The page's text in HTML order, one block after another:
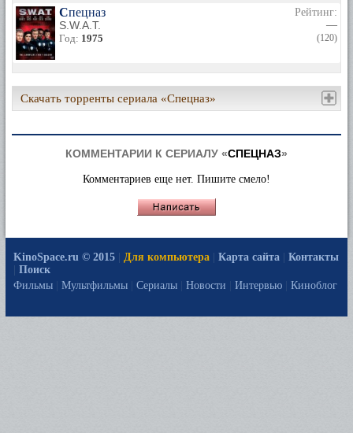
Спецназ
S.W.A.T.
Год: 1975
Рейтинг:
—
(120)
Скачать торренты сериала «Спецназ»
КОММЕНТАРИИ К СЕРИАЛУ «СПЕЦНАЗ»
Комментариев еще нет. Пишите смело!
KinoSpace.ru © 2015 | Для компьютера | Карта сайта | Контакты
| Поиск
Фильмы
Мультфильмы Сериалы Новости Интервью Киноблог